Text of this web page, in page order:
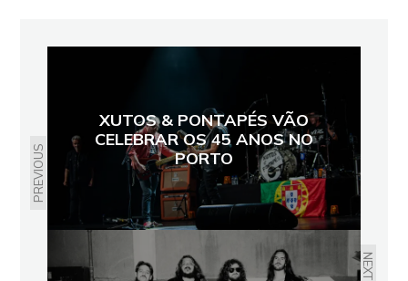
PREVIOUS
XUTOS & PONTAPÉS VÃO
CELEBRAR OS 45 ANOS NO
PORTO
NEXT